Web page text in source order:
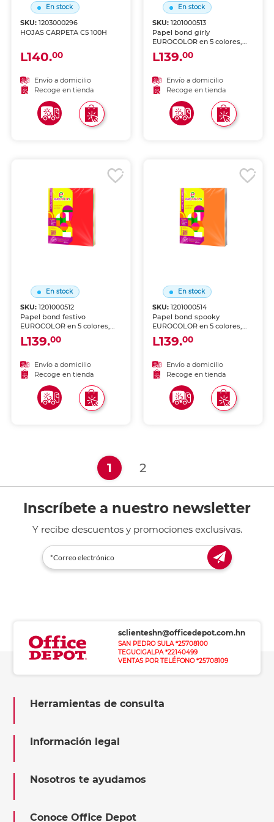
En stock
SKU:1203000296
HOJAS CARPETA C5 100H
L140.00
Envío a domicilio
Recoge en tienda
En stock
SKU: 1201000513
Papel bond girly
EUROCOLOR en 5 colores,
100 hojas. Paquete
multicolor con diseños
Ideal para proyectos
creativos, decoración e
impresiones especiales.
L139.00
Envío a domicilio
Recoge en tienda
En stock
SKU:1201000512
Papel bond festivo
EUROCOLOR en 5 colores,
100 hojas. Paquete
multicolor con diseños
Ideal para proyectos
creativos, decoración e
impresiones especiales.
L139.00
Envío a domicilio
Recoge en tienda
En stock
SKU: 1201000514
Papel bond spooky
EUROCOLOR en 5 colores,
100 hojas. Paquete
multicolor con diseños
únicos. Ideal para proyectos
creativos, decoración e
impresiones especiales.
L139.00
Envío a domicilio
Recoge en tienda
1(current)
2
Inscríbete a nuestro newsletter
Y recibe descuentos y promociones exclusivas.
sclienteshn@officedepot.com.hn
SAN PEDRO SULA *25708100
TEGUCIGALPA *22140499
VENTAS POR TELÉFONO *25708109
Herramientas de consulta
Información legal
Nosotros te ayudamos
Conoce Office Depot